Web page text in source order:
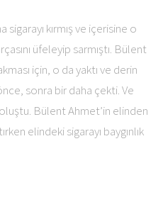
kırmış ve içerisine o
üfeleyip sarmıştı. Bülent
için, o da yaktı ve derin
sonra bir daha çekti. Ve
Bülent Ahmet’in elinden
elindeki sigarayı baygınlık